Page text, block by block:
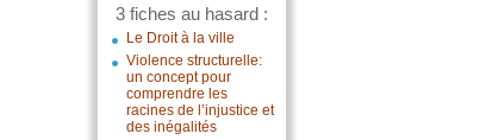
3 fiches au hasard :
Le Droit à la ville
Violence structurelle:
un concept pour
comprendre les
racines de l’injustice et
des inégalités